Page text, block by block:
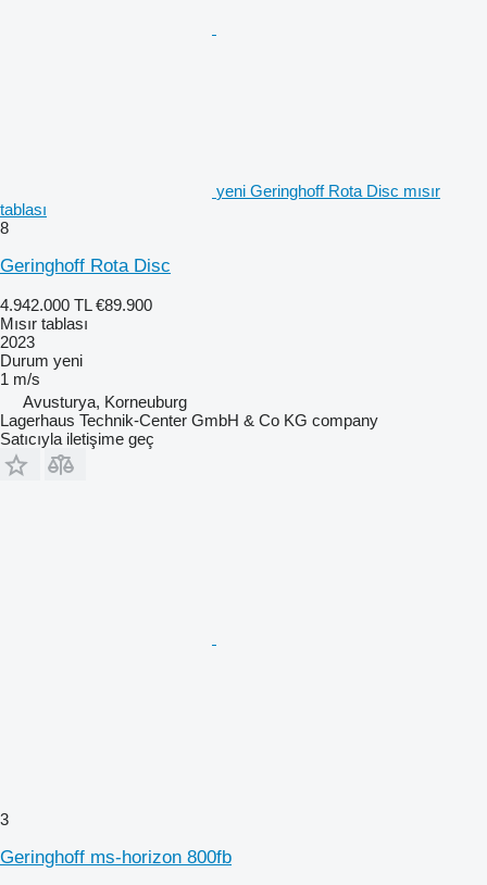
yeni Geringhoff Rota Disc mısır
tablası
8
Geringhoff Rota Disc
4.942.000 TL €89.900
Mısır tablası
2023
Durum yeni
1 m/s
Avusturya, Korneuburg
Lagerhaus Technik-Center GmbH & Co KG company
Satıcıyla iletişime geç
3
Geringhoff ms-horizon 800fb